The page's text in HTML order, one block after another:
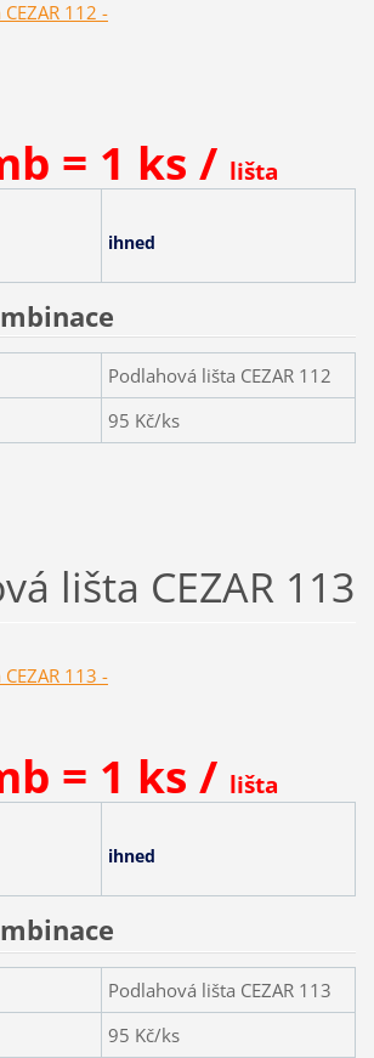
= 1 ks / lišta
ihned
Podlahová lišta CEZAR 112
95 Kč/ks
lišta CEZAR 113
= 1 ks / lišta
ihned
Podlahová lišta CEZAR 113
95 Kč/ks